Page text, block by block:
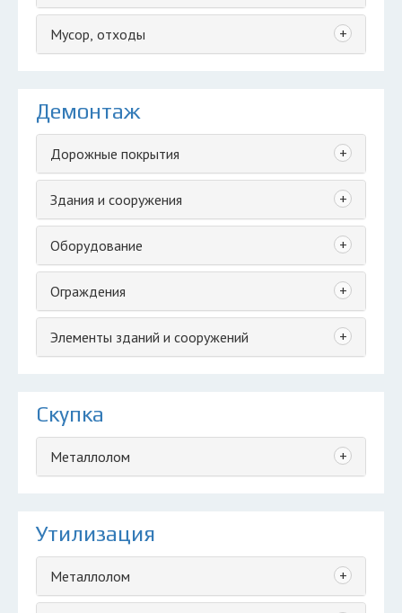
Мусор, отходы +
Демонтаж
Дорожные покрытия +
Здания и сооружения +
Оборудование +
Ограждения +
Элементы зданий и сооружений +
Скупка
Металлолом +
Утилизация
Металлолом +